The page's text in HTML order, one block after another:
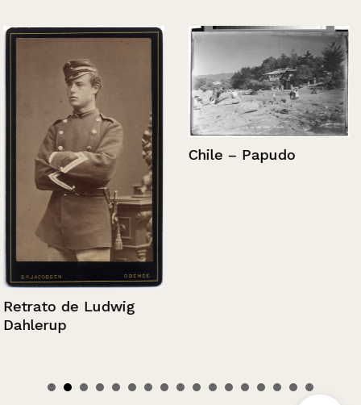
Retrato de Ludwig
Dahlerup
Chile – Papudo